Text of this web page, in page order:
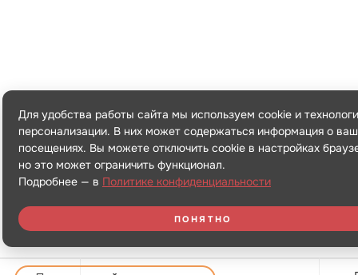
Для удобства работы сайта мы используем cookie и
персонализации. В них может содержаться информация о
посещениях. Вы можете отключить cookie в настройках
но это может ограничить функционал.
Подробнее — в Политике конфиденциальности
ПОНЯТНО